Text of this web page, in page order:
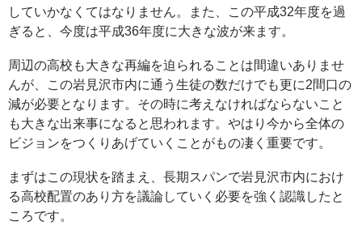
していかなくてはなりません。また、この平成32年度を過
ぎると、今度は平成36年度に大きな波が来ます。
周辺の高校も大きな再編を迫られることは間違いありませ
んが、この岩見沢市内に通う生徒の数だけでも更に2間口の
減が必要となります。その時に考えなければならないこと
も大きな出来事になると思われます。やはり今から全体の
ビジョンをつくりあげていくことがもの凄く重要です。
まずはこの現状を踏まえ、長期スパンで岩見沢市内におけ
る高校配置のあり方を議論していく必要を強く認識したと
ころです。